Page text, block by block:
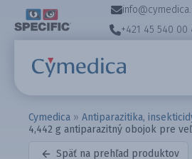
+421 45 540 00
Cymedica » Antiparazitika,
4,442 g antiparazitný obojok pre
Späť na prehľad produktov